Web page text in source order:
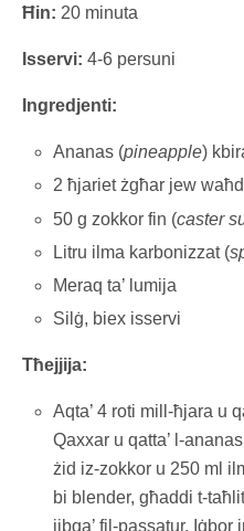
Ħin: 20 minuta
Isservi: 4-6 persuni
Ingredjenti:
Ananas (pineapple)
2 ħjariet żgħar jew
50 g zokkor fin (caster
Litru ilma karbonizzat (
Meraq ta’ lumija
Silġ, biex isservi
Tħejjija:
Aqta’ 4 roti mill-ħjara u
Qaxxar u qatta’ l-
żid iz-zokkor u 250 ml
bi blender, għaddi t-
jibqa’ fil-passatur. Iġbor